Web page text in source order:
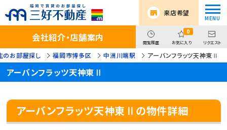
来店希望
会社紹介・店舗案内 閲覧履歴
0
お気に入り リクエスト
のお部屋探し 福岡市博多区 中洲川端駅 アーバンフラッツ天神東Ⅱ
アーバンフラッツ天神東Ⅱ
アーバンフラッツ天神東Ⅱの物件詳細